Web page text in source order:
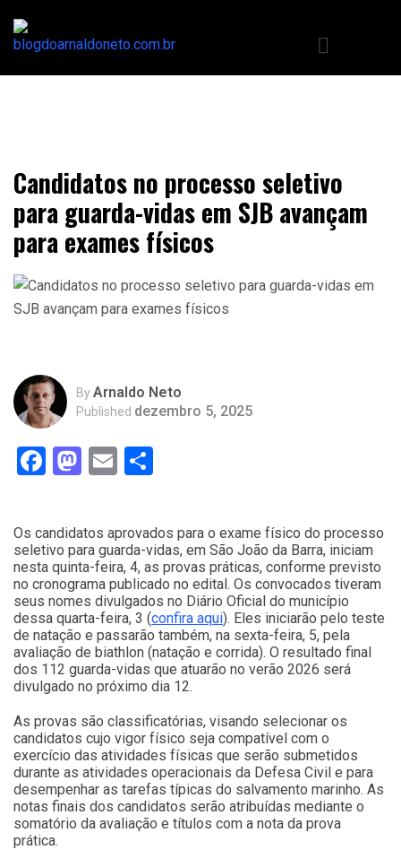
Candidatos no processo seletivo
para guarda-vidas em SJB avançam
para exames físicos
ByArnaldo Neto
Published dezembro 5, 2025
Facebook
Mastodon
Email
Os candidatos aprovados para o exame físico do processo
seletivo para guarda-vidas, em São João da Barra, iniciam
nesta quinta-feira, 4, as provas práticas, conforme previsto
no cronograma publicado no edital. Os convocados tiveram
seus nomes divulgados no Diário Oficial do município
dessa quarta-feira, 3 (confira aqui). Eles iniciarão pelo teste
de natação e passarão também, na sexta-feira, 5, pela
avaliação de biathlon (natação e corrida). O resultado final
dos 112 guarda-vidas que atuarão no verão 2026 será
divulgado no próximo dia 12.
As provas são classificatórias, visando selecionar os
candidatos cujo vigor físico seja compatível com o
exercício das atividades físicas que serão submetidos
durante as atividades operacionais da Defesa Civil e para
desempenhar as tarefas típicas do salvamento marinho. As
notas finais dos candidatos serão atribuídas mediante o
somatório da avaliação e títulos com a nota da prova
prática.